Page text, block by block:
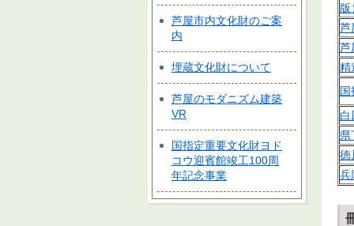
芦屋市内文化財のご案
内
埋蔵文化財について
芦屋のモダニズム建築
VR
国指定重要文化財ヨド
コウ迎賓館竣工100周
年記念事業
版
芦
芦
精
国
白
県
徳
兵